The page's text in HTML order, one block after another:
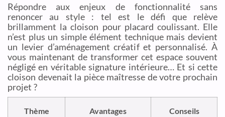
Répondre aux enjeux de fonctionnalité sans
renoncer au style : tel est le défi que relève
brillamment la cloison pour placard coulissant. Elle
n’est plus un simple élément technique mais devient
un levier d’aménagement créatif et personnalisé. À
vous maintenant de transformer cet espace souvent
négligé en véritable signature intérieure… Et si cette
cloison devenait la pièce maîtresse de votre prochain
projet ?
Thème Avantages
Conseils